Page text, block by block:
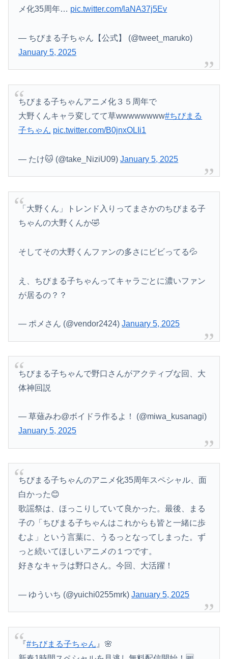
メ化35周年… pic.twitter.com/laNA37j5Ev
— ちびまる子ちゃん【公式】 (@tweet_maruko)
January 5, 2025
ちびまる子ちゃんアニメ化３５周年で
大野くんキャラ変してて草wwwwwwww#ちびまる
子ちゃん pic.twitter.com/B0jnxOLIi1
— たけ🐱 (@take_NiziU09)January 5, 2025
「大野くん」トレンド入りってまさかのちびまる子
ちゃんの大野くんか🤣
そしてその大野くんファンの多さにビビってる💦
え、ちびまる子ちゃんってキャラごとに濃いファン
が居るの？？
— ポメさん (@vendor2424)January 5, 2025
ちびまる子ちゃんで野口さんがアクティブな回、大
体神回説
— 草薙みわ@ボイドラ作るよ！ (@miwa_kusanagi)
January 5, 2025
ちびまる子ちゃんのアニメ化35周年スペシャル、面
白かった😊
歌謡祭は、ほっこりしていて良かった。最後、まる
子の「ちびまる子ちゃんはこれからも皆と一緒に歩
むよ」という言葉に、うるっとなってしまった。ず
っと続いてほしいアニメの１つです。
好きなキャラは野口さん。今回、大活躍！
— ゆういち (@yuichi0255mrk)January 5, 2025
『#ちびまる子ちゃん』🌸